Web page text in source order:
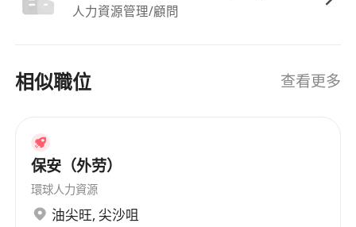
人力資源管理/顧問
相似職位 查看更多
保安（外劳）
環球人力資源
油尖旺, 尖沙咀